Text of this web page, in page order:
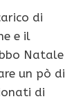
di
e il
Natale
un pò di
di